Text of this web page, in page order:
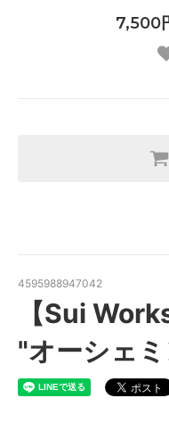
7,500
4595988947042
【Sui
"オーシェ